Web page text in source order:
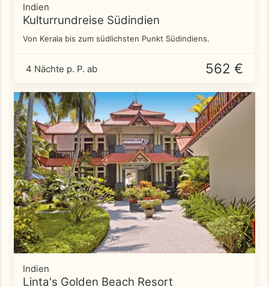
Indien
Kulturrundreise Südindien
Von Kerala bis zum südlichsten Punkt Südindiens.
4 Nächte p. P. ab 562 €
Indien
Linta's Golden Beach Resort